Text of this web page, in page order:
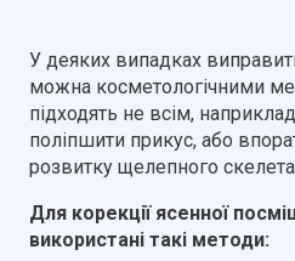
У деяких випадках
можна косметологічними
підходять не всім,
поліпшити прикус, або
розвитку щелепного
Для корекції ясенної
використані такі методи: